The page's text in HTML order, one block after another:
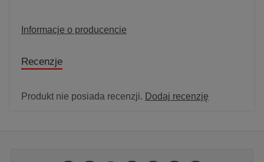
Informacje o producencie
Recenzje
Produkt nie posiada recenzji. Dodaj recenzję